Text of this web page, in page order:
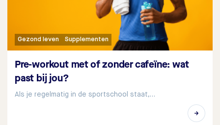
Gezond leven Supplementen
Pre-workout met of zonder cafeïne: wat
past bij jou?
Als je regelmatig in de sportschool staat,…